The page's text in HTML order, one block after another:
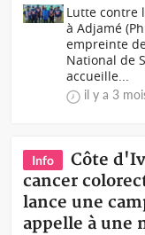
Lutte contre
à Adjamé
empreinte
National de
accueille...
il y a 3
Info
Côte
cancer
lance une
appelle à une